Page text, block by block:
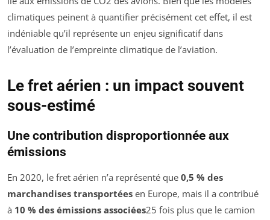
climatiques peinent à quantifier précisément cet effet, il est
indéniable qu’il représente un enjeu significatif dans
l’évaluation de l’empreinte climatique de l’aviation.
Le fret aérien : un impact souvent
sous-estimé
Une contribution disproportionnée aux
émissions
En 2020, le fret aérien n’a représenté que 0,5 % des
marchandises transportées en Europe, mais il a contribué
à 10 % des émissions associées25 fois plus que le camion